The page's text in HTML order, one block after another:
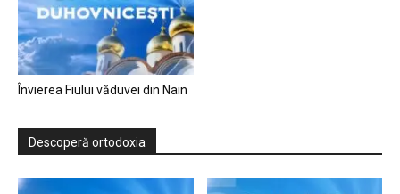
Învierea Fiului văduvei din Nain
Descoperă ortodoxia